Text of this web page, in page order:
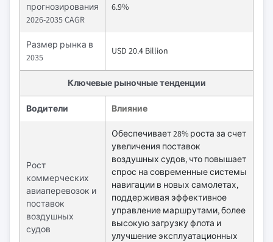
прогнозирования
2026-2035 CAGR
6.9%
Размер рынка в
2035
USD 20.4 Billion
Ключевые рыночные тенденции
Водители Влияние
Рост
коммерческих
авиаперевозок и
поставок
воздушных
судов
Обеспечивает 28% роста за счет
увеличения поставок
воздушных судов, что повышает
спрос на современные системы
навигации в новых самолетах,
поддерживая эффективное
управление маршрутами, более
высокую загрузку флота и
улучшение эксплуатационных